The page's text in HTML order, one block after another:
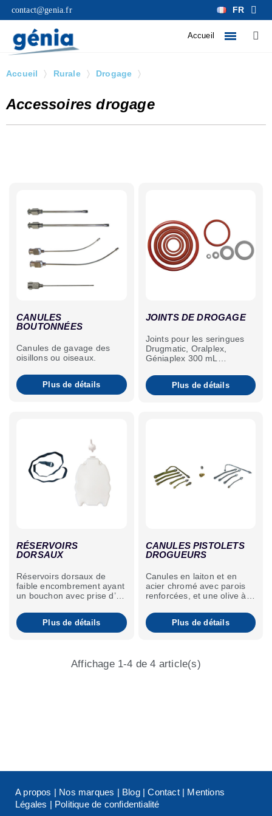
contact@genia.fr FR
Accueil
Accueil Rurale Drogage
Accessoires drogage
Affichage 1-4 de 4 article(s)
CANULES
BOUTONNÉES
Canules de gavage des
oisillons ou oiseaux.
Plus de détails
JOINTS DE DROGAGE
Joints pour les seringues
Drugmatic, Oralplex,
Géniaplex 300 mL
autres pistolets drogueurs
Génia.
Plus de détails
RÉSERVOIRS
DORSAUX
Réservoirs dorsaux de
faible encombrement ayant
un bouchon avec prise d’air
pouvant recevoir un tuyau
de 7/11 mm.Plus de détails
CANULES PISTOLETS
DROGUEURS
Canules en laiton et en
acier chromé avec parois
renforcées, et une olive à
les canules sont fournis
avec un joint.Plus de détails
A propos | Nos marques | Blog|Contact| Mentions
Légales | Politique de confidentialité